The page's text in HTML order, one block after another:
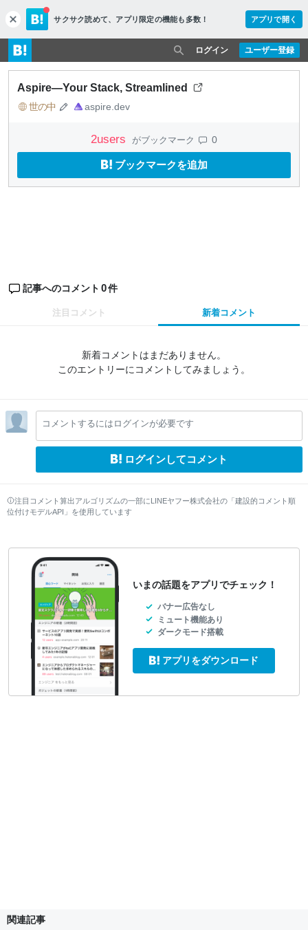
c
l
o
s
e
サクサク読めて、 アプリ限定の機能も多数！ アプリで開く
ユーザー登録
ログイン
Aspire—Your Stack, Streamlined
世の中 aspire.dev
2users がブックマーク 0
ブックマークを追加
記事へのコメント 0件
注目コメント 新着コメント
新着コメントはまだありません。
このエントリーにコメントしてみましょう。
コメントするにはログインが必要です
ログインしてコメント
注目コメント算出アルゴリズムの一部にLINEヤフー株式会社の「建設的コメント順
位付けモデルAPI」を使用しています
いまの話題をアプリでチェック！
バナー広告なし
ミュート機能あり
ダークモード搭載
アプリをダウンロード
関連記事